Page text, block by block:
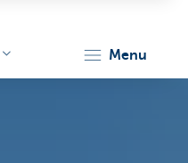
menu